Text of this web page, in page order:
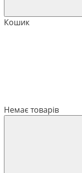
Кошик
Немає товарів